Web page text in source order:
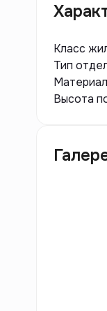
Класс
Тип
Высота